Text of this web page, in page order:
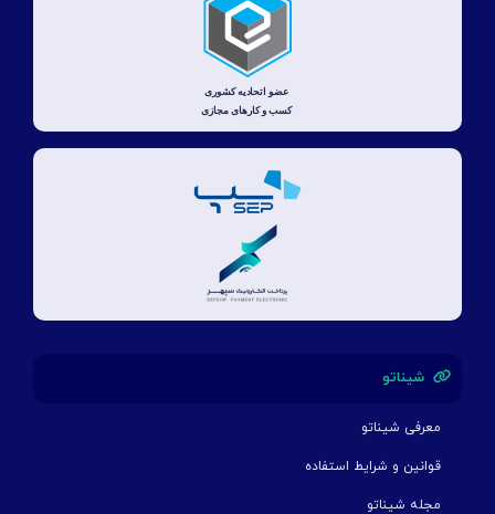
شیناتو
معرفی شیناتو
قوانین و شرایط استفاده
مجله شیناتو